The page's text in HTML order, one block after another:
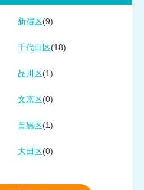
新宿区 (9)
千代田区 (18)
品川区 (1)
文京区 (0)
目黒区 (1)
大田区 (0)